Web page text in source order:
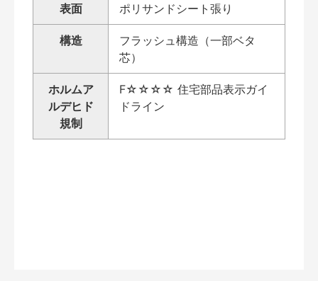
表面 ポリサンドシート張り
構造
フラッシュ構造（一部ベタ
芯）
ホルムア
ルデヒド
規制
F☆☆☆☆ 住宅部品表示ガイ
ドライン